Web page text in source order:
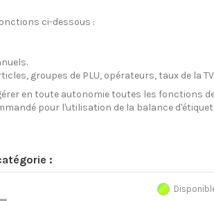
ci-dessous :
groupes de PLU, opérateurs, taux de la
en toute autonomie toutes les fonctions
pour l'utilisation de la balance
: